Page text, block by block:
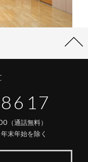
（通話無料）
末年始を除く